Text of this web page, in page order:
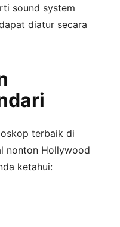
sound system
diatur secara
terbaik di
nonton Hollywood
ketahui: